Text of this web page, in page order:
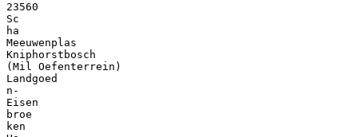
23560
Sc
ha
Meeuwenplas
Kniphorstbosch
(Mil Oefenterrein)
Landgoed
n-
Eisen
broe
ken